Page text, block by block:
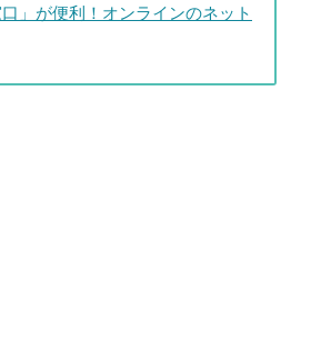
」が便利！オンラインのネット